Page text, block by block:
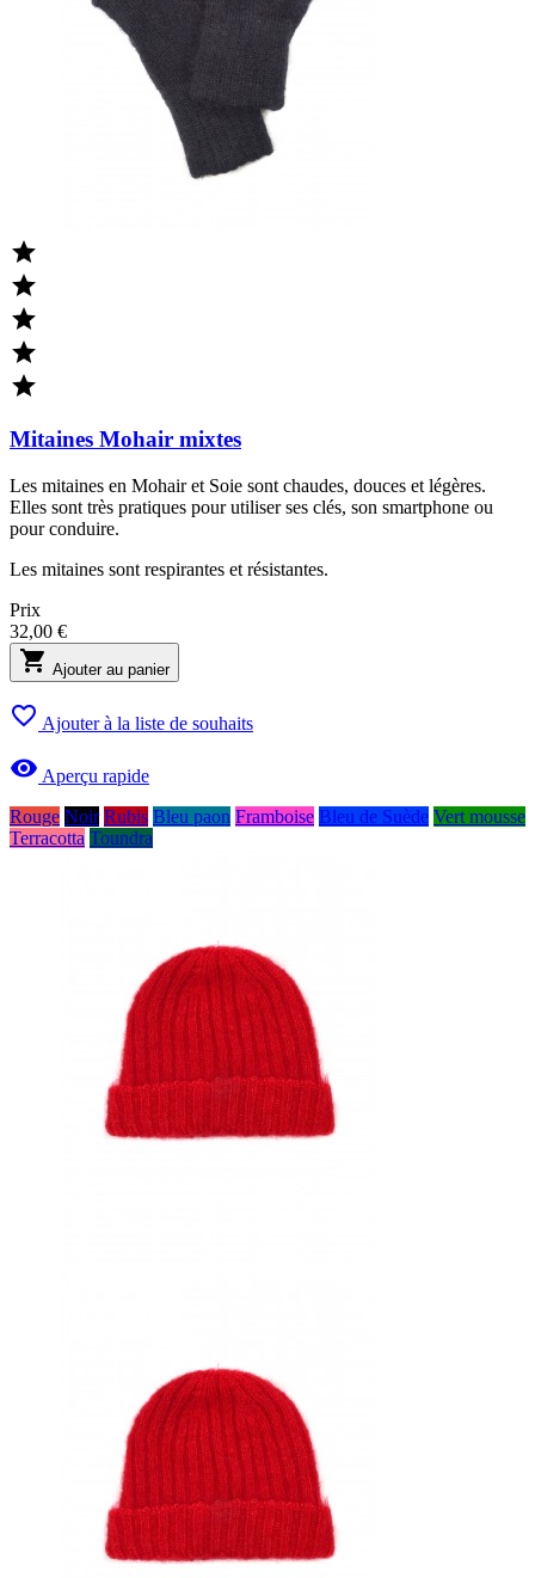





Mitaines Mohair mixtes
Les mitaines en Mohair et Soie sont chaudes, douces et légères.
Elles sont très pratiques pour utiliser ses clés, son smartphone ou
pour conduire.
Les mitaines sont respirantes et résistantes.
Prix
32,00 €
 Ajouter au panier
 Ajouter à la liste de souhaits
 Aperçu rapide
Rouge Noir Rubis Bleu paon Framboise Bleu de Suède Vert mousse
Terracotta Toundra